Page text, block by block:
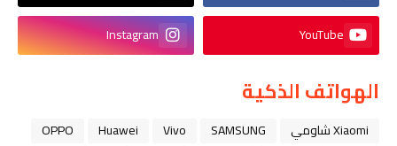
YouTube
Instagram
الهواتف الذكية
Xiaomi شاومي SAMSUNG
Vivo
Huawei
OPPO